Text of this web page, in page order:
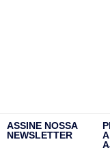
ASSINE NOSSA
NEWSLETTER